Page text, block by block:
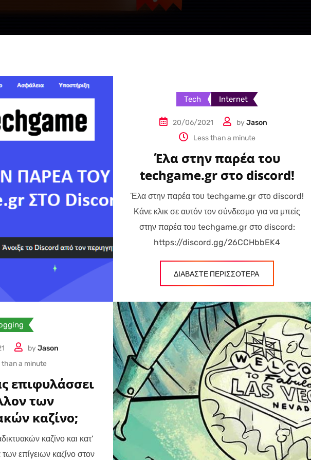
Tech Internet
20/06/2021 by Jason
Less than a minute
Έλα στην παρέα του
techgame.gr στο discord!
Έλα στην παρέα του techgame.gr στο discord!
Κάνε κλικ σε αυτόν τον σύνδεσμο για να μπείς
στην παρέα του techgame.gr στο discord:
https://discord.gg/26CCHbbEK4
ΔΙΑΒΑΣΤΕ ΠΕΡΙΣΣΟΤΕΡΑ
by Jason
than a minute
επιφυλάσσει
των
καζίνο;
καζίνο και κατ’
επίγειων καζίνο στον